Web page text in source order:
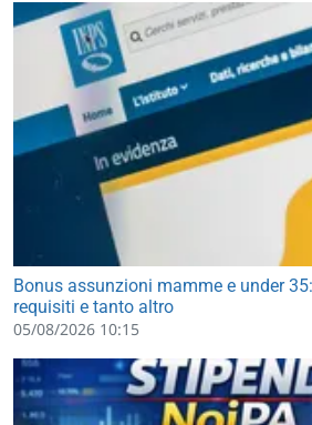
Bonus assunzioni mamme e under
requisiti e tanto altro
05/08/2026 10:15